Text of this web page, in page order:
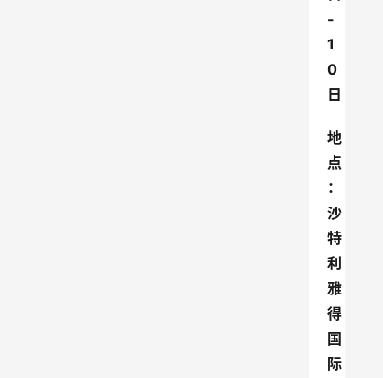
-
1
0
日
地
点
：
沙
特
利
雅
得
国
际